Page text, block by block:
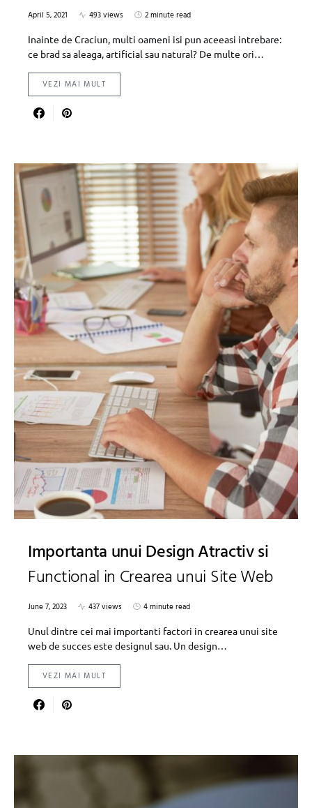
April 5, 2021 493 views
2 minute read
Inainte de Craciun, multi oameni isi pun aceeasi intrebare:
ce brad sa aleaga, artificial sau natural? De multe ori…
VEZI MAI MULT
Importanta unui Design Atractiv si
Functional in Crearea unui Site Web
June 7, 2023 437 views
4 minute read
Unul dintre cei mai importanti factori in crearea unui site
web de succes este designul sau. Un design…
VEZI MAI MULT